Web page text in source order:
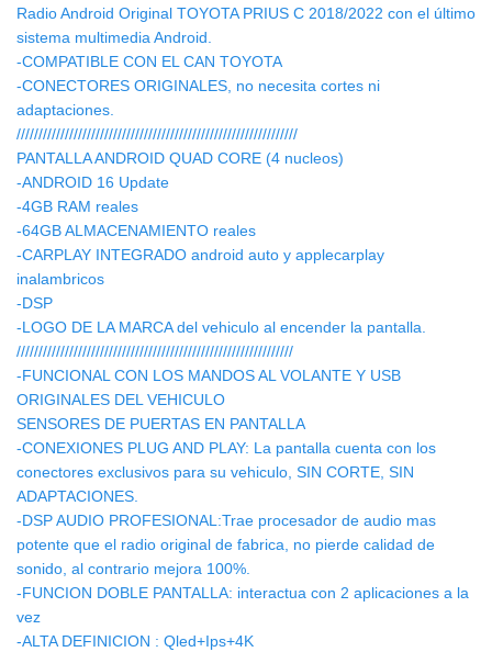
Radio Android Original TOYOTA PRIUS C 2018/2022 con el último
sistema multimedia Android.
-COMPATIBLE CON EL CAN TOYOTA
-CONECTORES ORIGINALES, no necesita cortes ni
adaptaciones.
////////////////////////////////////////////////////////////////
PANTALLA ANDROID QUAD CORE (4 nucleos)
-ANDROID 16 Update
-4GB RAM reales
-64GB ALMACENAMIENTO reales
-CARPLAY INTEGRADO android auto y applecarplay
inalambricos
-DSP
-LOGO DE LA MARCA del vehiculo al encender la pantalla.
///////////////////////////////////////////////////////////////
-FUNCIONAL CON LOS MANDOS AL VOLANTE Y USB
ORIGINALES DEL VEHICULO
SENSORES DE PUERTAS EN PANTALLA
-CONEXIONES PLUG AND PLAY: La pantalla cuenta con los
conectores exclusivos para su vehiculo, SIN CORTE, SIN
ADAPTACIONES.
-DSP AUDIO PROFESIONAL:Trae procesador de audio mas
potente que el radio original de fabrica, no pierde calidad de
sonido, al contrario mejora 100%.
-FUNCION DOBLE PANTALLA: interactua con 2 aplicaciones a la
vez
-ALTA DEFINICION : Qled+Ips+4K